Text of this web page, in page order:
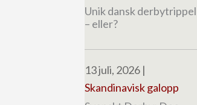
Unik dansk derbytrippel
– eller?
13 juli, 2026 |
Skandinavisk galopp